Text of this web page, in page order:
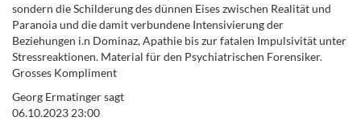
sondern die Schilderung des dünnen Eises zwischen Realität und
Paranoia und die damit verbundene Intensivierung der
Beziehungen i.n Dominaz, Apathie bis zur fatalen Impulsivität unter
Stressreaktionen. Material für den Psychiatrischen Forensiker.
Grosses Kompliment
Georg Ermatinger sagt
06.10.2023 23:00